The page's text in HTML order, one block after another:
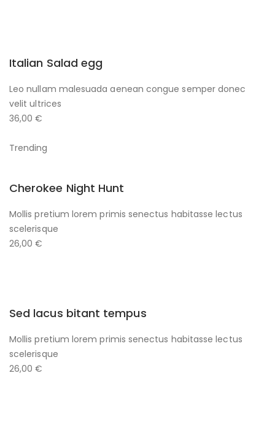
Italian Salad egg
Leo nullam malesuada aenean congue semper donec
velit ultrices
36,00 €
Trending
Cherokee Night Hunt
Mollis pretium lorem primis senectus habitasse lectus
scelerisque
26,00 €
Sed lacus bitant tempus
Mollis pretium lorem primis senectus habitasse lectus
scelerisque
26,00 €